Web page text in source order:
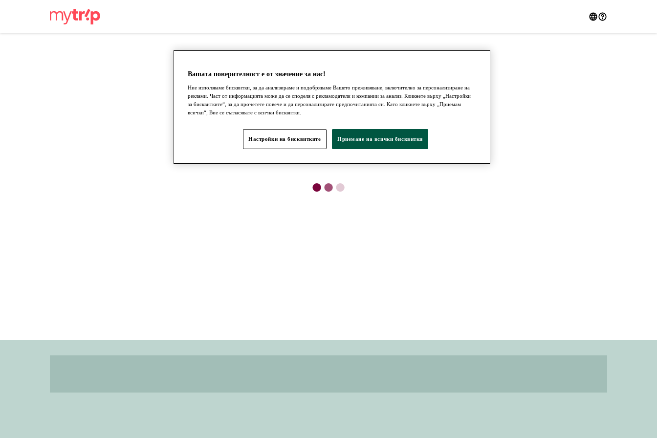
●●●
Вашата поверителност е от значение за нас!
Ние използваме бисквитки, за да анализираме и подобряваме Вашето преживяване, включително за персонализиране на
реклами. Част от информацията може да се споделя с рекламодатели и компании за анализ. Кликнете върху „Настройки
за бисквитките“, за да прочетете повече и да персонализирате предпочитанията си. Като кликнете върху „Приемам
всички“, Вие се съгласявате с всички бисквитки.
Настройки на бисквитките Приемане на всички бисквитки